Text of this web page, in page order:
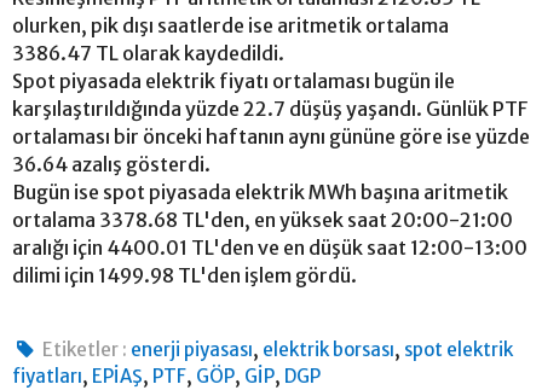
olurken, pik dışı saatlerde ise aritmetik ortalama
3386.47 TL olarak kaydedildi.
Spot piyasada elektrik fiyatı ortalaması bugün ile
karşılaştırıldığında yüzde 22.7 düşüş yaşandı. Günlük PTF
ortalaması bir önceki haftanın aynı gününe göre ise yüzde
36.64 azalış gösterdi.
Bugün ise spot piyasada elektrik MWh başına aritmetik
ortalama 3378.68 TL'den, en yüksek saat 20:00-21:00
aralığı için 4400.01 TL'den ve en düşük saat 12:00-13:00
dilimi için 1499.98 TL'den işlem gördü.
Etiketler : enerji piyasası, elektrik borsası, spot elektrik
fiyatları, EPİAŞ, PTF, GÖP, GİP, DGP